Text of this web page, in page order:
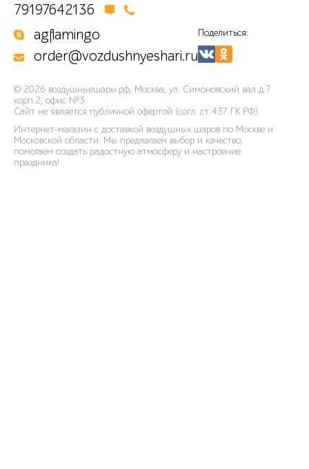
79197642136
agflamingo
order@vozdushnyeshari.ru
Поделиться:
© 2026 воздушныешары.рф, Москва, ул. Симоновский вал д.7
корп.2, офис №3
Сайт не является публичной офертой (согл. ст 437 ГК РФ).
Интернет-магазин с доставкой воздушных шаров по Москве и
Московской области. Мы предлагаем выбор и качество,
помогаем создать радостную атмосферу и настроение
праздника!